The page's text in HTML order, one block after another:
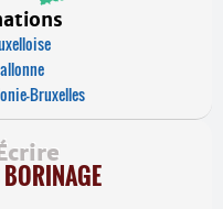
Bruxelles